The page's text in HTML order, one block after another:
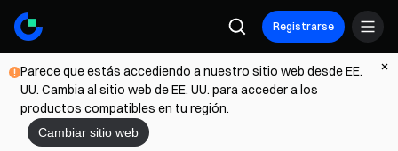
Registrarse
Parece que estás accediendo a nuestro sitio web desde EE.
UU. Cambia al sitio web de EE. UU. para acceder a los
productos compatibles en tu región.
Cambiar sitio web